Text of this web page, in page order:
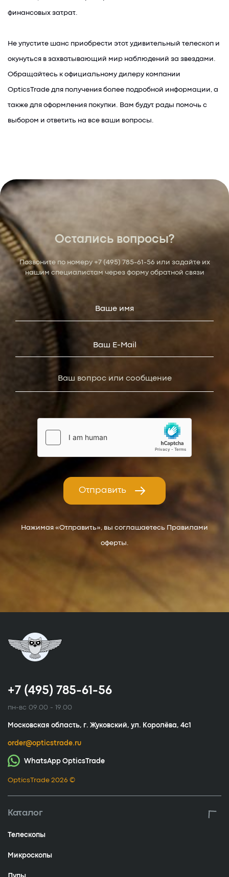
финансовых затрат.
Не упустите шанс приобрести этот удивительный телескоп и
окунуться в захватывающий мир наблюдений за звездами.
Обращайтесь к официальному дилеру компании
OpticsTrade для получения более подробной информации, а
также для оформления покупки. Вам будут рады помочь с
выбором и ответить на все ваши вопросы.
Остались вопросы?
Позвоните по номеру +7 (495) 785-61-56 или задайте их
нашим специалистам через форму обратной связи
Отправить
Нажимая «Отправить», вы соглашаетесь Правилами
оферты.
+7 (495) 785-61-56
пн-вс 09.00 - 19.00
Московская область, г. Жуковский, ул. Королёва, 4с1
order@opticstrade.ru
WhatsApp OpticsTrade
OpticsTrade 2026 ©
Каталог
Телескопы
Микроскопы